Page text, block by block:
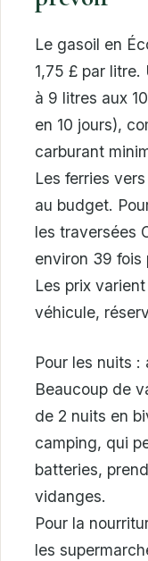
Le gasoil en
1,75 £ par
à 9 litres aux
en 10 jours),
carburant
Les ferries
au budget.
les traversées
environ 39 fois
Les prix
véhicule,
Pour les nuits :
Beaucoup de
de 2 nuits en
camping, qui
batteries,
vidanges.
Pour la
les